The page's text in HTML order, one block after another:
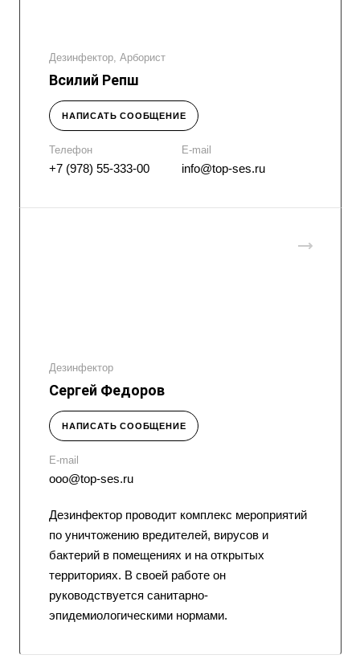
Дезинфектор, Арборист
Всилий Репш
НАПИСАТЬ СООБЩЕНИЕ
Телефон
+7 (978) 55-333-00
E-mail
info@top-ses.ru
Дезинфектор
Сергей Федоров
НАПИСАТЬ СООБЩЕНИЕ
E-mail
ooo@top-ses.ru
Дезинфектор проводит комплекс мероприятий
по уничтожению вредителей, вирусов и
бактерий в помещениях и на открытых
территориях. В своей работе он
руководствуется санитарно-
эпидемиологическими нормами.